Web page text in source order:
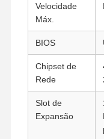
Velocidade
Máx.
BIOS
Chipset de
Rede
Slot de
Expansão